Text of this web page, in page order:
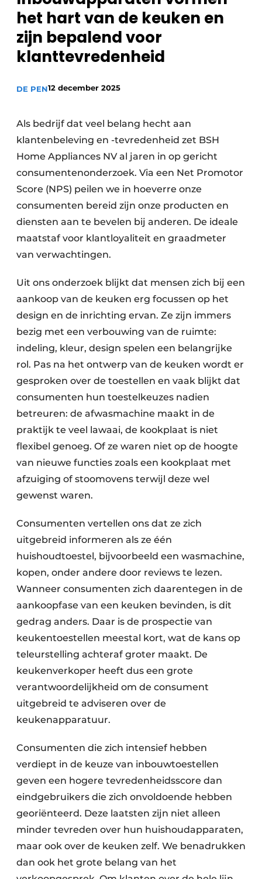
Privacy / Cookie statement
Vacature aanmelden
Video’s
het hart van de keuken en
zijn bepalend voor
klanttevredenheid
DE PEN12 december 2025
Als bedrijf dat veel belang hecht aan
klantenbeleving en -tevredenheid zet BSH
Home Appliances NV al jaren in op gericht
consumentenonderzoek. Via een Net Promotor
Score (NPS) peilen we in hoeverre onze
consumenten bereid zijn onze producten en
diensten aan te bevelen bij anderen. De ideale
maatstaf voor klantloyaliteit en graadmeter
van verwachtingen.
Uit ons onderzoek blijkt dat mensen zich bij een
aankoop van de keuken erg focussen op het
design en de inrichting ervan. Ze zijn immers
bezig met een verbouwing van de ruimte:
indeling, kleur, design spelen een belangrijke
rol. Pas na het ontwerp van de keuken wordt er
gesproken over de toestellen en vaak blijkt dat
consumenten hun toestelkeuzes nadien
betreuren: de afwasmachine maakt in de
praktijk te veel lawaai, de kookplaat is niet
flexibel genoeg. Of ze waren niet op de hoogte
van nieuwe functies zoals een kookplaat met
afzuiging of stoomovens terwijl deze wel
gewenst waren.
Consumenten vertellen ons dat ze zich
uitgebreid informeren als ze één
huishoudtoestel, bijvoorbeeld een wasmachine,
kopen, onder andere door reviews te lezen.
Wanneer consumenten zich daarentegen in de
aankoopfase van een keuken bevinden, is dit
gedrag anders. Daar is de prospectie van
keukentoestellen meestal kort, wat de kans op
teleurstelling achteraf groter maakt. De
keukenverkoper heeft dus een grote
verantwoordelijkheid om de consument
uitgebreid te adviseren over de
keukenapparatuur.
Consumenten die zich intensief hebben
verdiept in de keuze van inbouwtoestellen
geven een hogere tevredenheidsscore dan
eindgebruikers die zich onvoldoende hebben
georiënteerd. Deze laatsten zijn niet alleen
minder tevreden over hun huishoudapparaten,
maar ook over de keuken zelf. We benadrukken
dan ook het grote belang van het